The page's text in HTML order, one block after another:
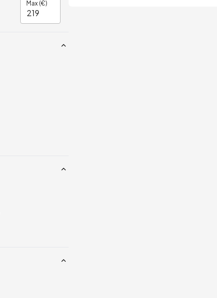
Max (€)